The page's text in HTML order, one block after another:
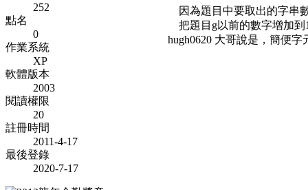
252
點名
0
作業系統
XP
軟體版本
2003
閱讀權限
20
註冊時間
2011-4-17
最後登錄
2020-7-17
因為題目中要取出的字串
把題目g以前的數字增加到
hugh0620 大哥說是，簡便字